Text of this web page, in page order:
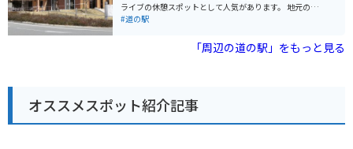
ので安心です。また、周辺には、八ヶ岳高原道路やビー
ナスラインなど、景色の良いワインディングロードが数
ットもあります。スキーやスノーボード、登山など、ア
ライブの休憩スポットとして人気があります。 地元の農
産物直売所では、新鮮な高原野菜や果物を購入すること
おすすめです。また、レストランでは、地元の食材を使
った料理を楽しむことができます。 バイクで訪れる場
ンドも完備されています。 道の駅 こぶちさわは、雄大な
自然と地元の食を楽しむことができる道の駅です。
#道の駅
「周辺の道の駅」をもっと見る
オススメスポット紹介記事